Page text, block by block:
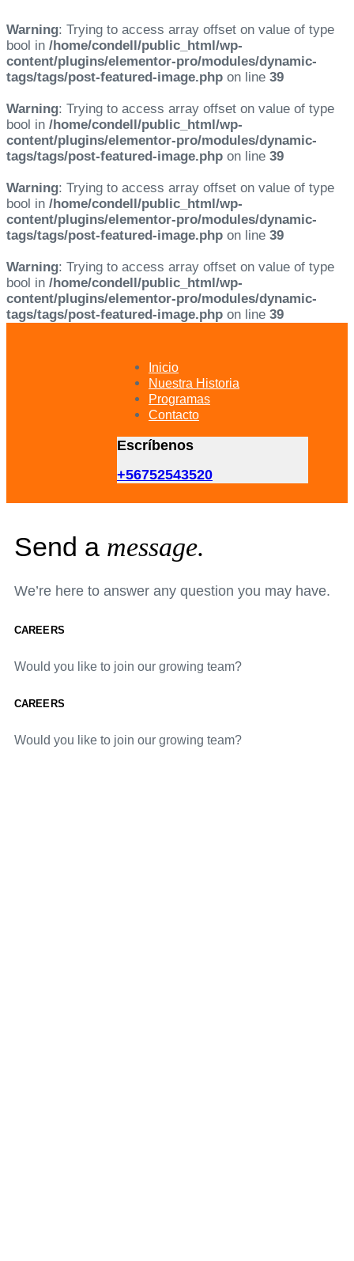
Warning: Trying to access array offset on value of type
bool in /home/condell/public_html/wp-
content/plugins/elementor-pro/modules/dynamic-
tags/tags/post-featured-image.php on line 39
Warning: Trying to access array offset on value of type
bool in /home/condell/public_html/wp-
content/plugins/elementor-pro/modules/dynamic-
tags/tags/post-featured-image.php on line 39
Warning: Trying to access array offset on value of type
bool in /home/condell/public_html/wp-
content/plugins/elementor-pro/modules/dynamic-
tags/tags/post-featured-image.php on line 39
Warning: Trying to access array offset on value of type
bool in /home/condell/public_html/wp-
content/plugins/elementor-pro/modules/dynamic-
tags/tags/post-featured-image.php on line 39
Inicio
Nuestra Historia
Programas
Contacto
Escríbenos
+56752543520
Send a message.
We’re here to answer any question you may have.
CAREERS
Would you like to join our growing team?
CAREERS
Would you like to join our growing team?